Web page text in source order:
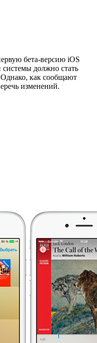
бета-версию iOS
должно стать
как сообщают
изменений.